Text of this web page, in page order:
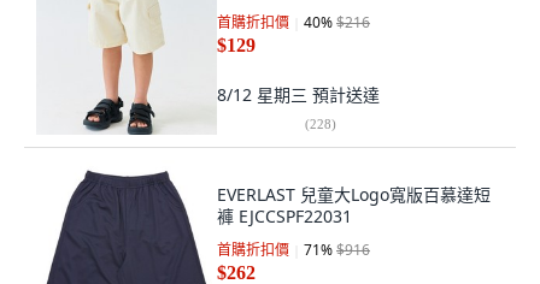
首購折扣價 40%$216
$129
8/12 星期三 預計送達
(228)
EVERLAST 兒童大Logo寬版百慕達短
褲 EJCCSPF22031
首購折扣價 71%$916
$262